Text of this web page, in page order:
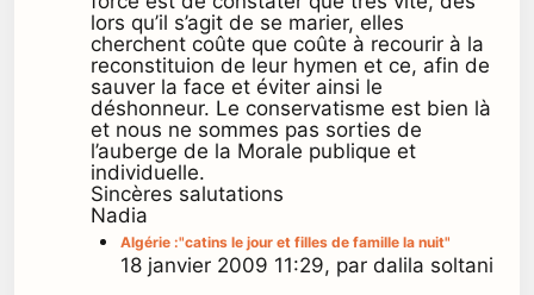
lors qu’il s’agit de se marier, elles
cherchent coûte que coûte à recourir à la
reconstituion de leur hymen et ce, afin de
sauver la face et éviter ainsi le
déshonneur. Le conservatisme est bien là
et nous ne sommes pas sorties de
l’auberge de la Morale publique et
individuelle.
Sincères salutations
Nadia
Algérie :"catins le jour et filles de famille la nuit"
18 janvier 2009 11:29, par dalila soltani